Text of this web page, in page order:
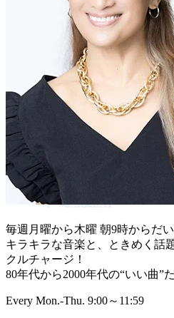
毎週月曜から木曜 朝9時からだ
キラキラな音楽と、ときめく話
クルチャージ！
80年代から2000年代の“いい曲”
Every Mon.-Thu. 9:00～11:59